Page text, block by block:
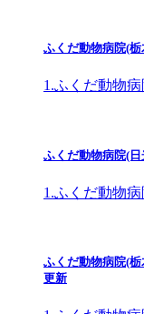
ふくだ動物病院(
1.ふくだ動物病
ふくだ動物病院(
1.ふくだ動物病
ふくだ動物病院(
更新